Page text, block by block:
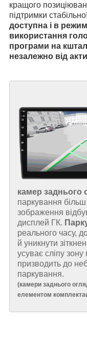
кращого
підтримки
доступна і в
використання
програми на
незалежно від
камер заднього
паркування більш
зображення
дисплей ГК.
реального часу,
й уникнути
усуває сліпу
призводить до
паркування.
(камери заднього
елементом